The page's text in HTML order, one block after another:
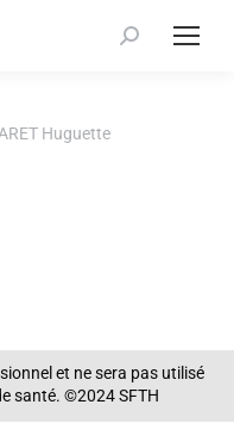
Recherche
Huguette
et ne sera pas utilisé
santé. ©2024 SFTH